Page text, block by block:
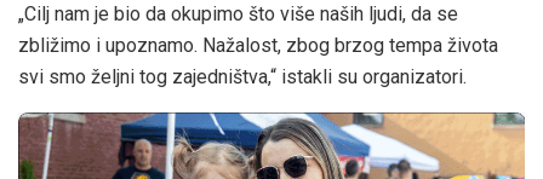
„Cilj nam je bio da okupimo što više naših ljudi, da se
zbližimo i upoznamo. Nažalost, zbog brzog tempa života
svi smo željni tog zajedništva,“ istakli su organizatori.